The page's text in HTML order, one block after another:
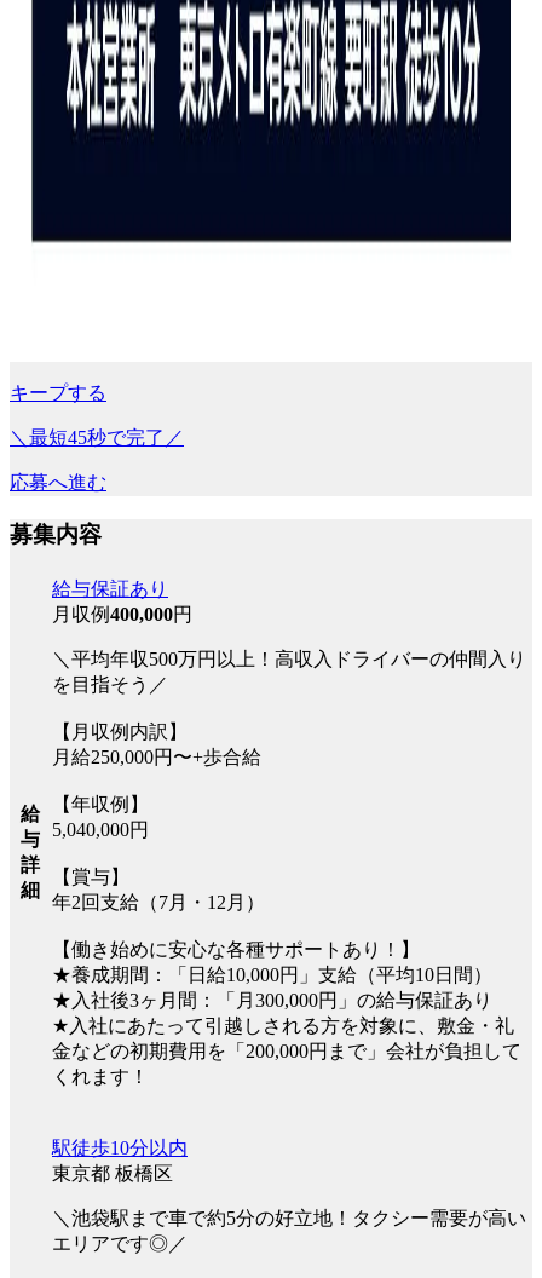
キープする
＼最短45秒で完了／
応募へ進む
募集内容
給
与
詳
細
給与保証あり
月収例400,000円
＼平均年収500万円以上！高収入ドライバーの仲間入り
を目指そう／
【月収例内訳】
月給250,000円〜+歩合給
【年収例】
5,040,000円
【賞与】
年2回支給（7月・12月）
【働き始めに安心な各種サポートあり！】
★養成期間：「日給10,000円」支給（平均10日間）
★入社後3ヶ月間：「月300,000円」の給与保証あり
★入社にあたって引越しされる方を対象に、敷金・礼
金などの初期費用を「200,000円まで」会社が負担して
くれます！
駅徒歩10分以内
東京都 板橋区
＼池袋駅まで車で約5分の好立地！タクシー需要が高い
エリアです◎／